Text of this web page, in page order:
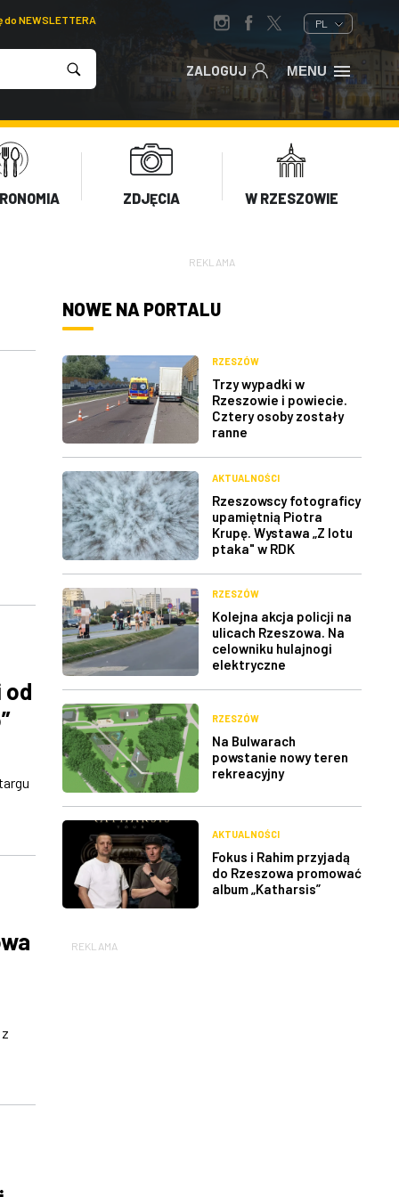
do NEWSLETTERA PL
ZALOGUJ MENU
ZDJĘCIA W RZESZOWIE
od
REKLAMA
NOWE NA PORTALU
RZESZÓW
Trzy wypadki w
Rzeszowie i powiecie.
Cztery osoby zostały
ranne
AKTUALNOŚCI
Rzeszowscy fotograficy
upamiętnią Piotra
Krupę. Wystawa „Z lotu
ptaka" w RDK
RZESZÓW
Kolejna akcja policji na
ulicach Rzeszowa. Na
celowniku hulajnogi
elektryczne
RZESZÓW
Na Bulwarach
powstanie nowy teren
rekreacyjny
AKTUALNOŚCI
Fokus i Rahim przyjadą
do Rzeszowa promować
album „Katharsis”
REKLAMA